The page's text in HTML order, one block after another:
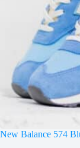
New Balance 574